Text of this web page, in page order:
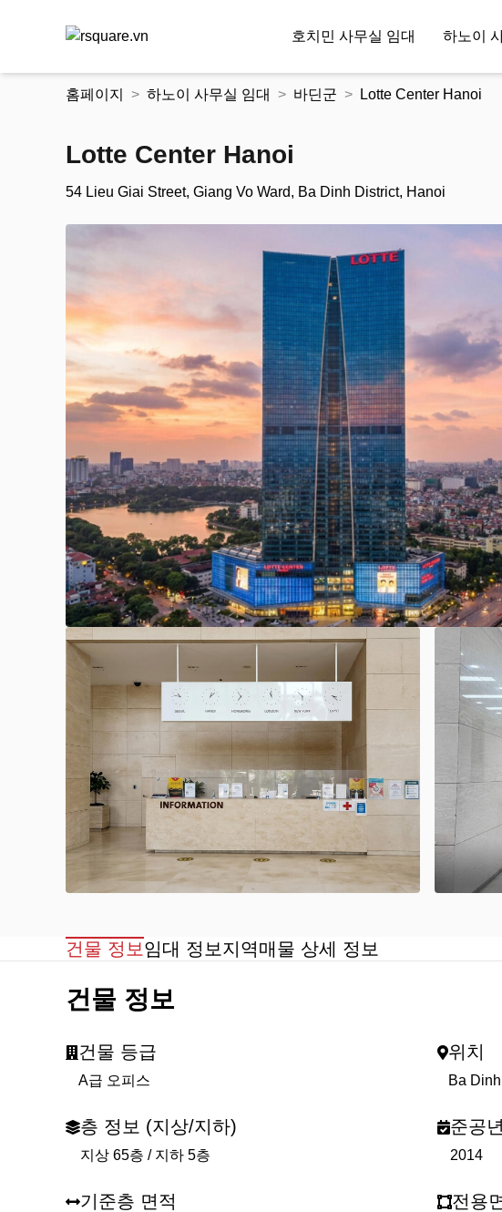
호치민 사무실 임대 하노이
홈페이지 하노이 사무실 임대 바딘군 Lotte Center Hanoi
Lotte Center Hanoi
54 Lieu Giai Street, Giang Vo Ward, Ba Dinh District, Hanoi
건물 정보임대 정보지역매물 상세 정보
건물 정보
건물 등급
A급 오피스
위치
Ba
층 정보 (지상/지하)
지상 65층 / 지하 5층
준공
2014
기준층 면적 전용